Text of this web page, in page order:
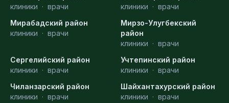
клиники · врачи
клиники · врачи
Мирабадский район
клиники · врачи
Мирзо-Улугбекский
район
клиники · врачи
Сергелийский район
клиники · врачи
Учтепинский район
клиники · врачи
Чиланзарский район
клиники · врачи
Шайхантахурский район
клиники · врачи